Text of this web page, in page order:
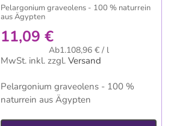
Pelargonium graveolens - 100 % naturrein
aus Ägypten
11,09 €
Ab1.108,96 € / l
MwSt. inkl. zzgl. Versand
Pelargonium graveolens - 100 %
naturrein aus Ägypten